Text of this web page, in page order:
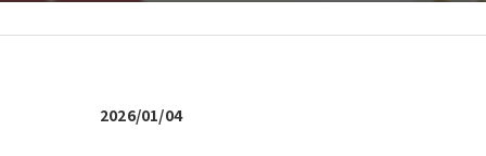
2026/01/04